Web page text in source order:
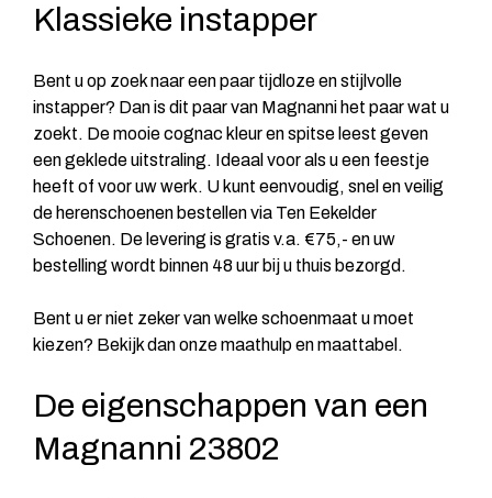
Klassieke instapper
Bent u op zoek naar een paar tijdloze en stijlvolle
instapper? Dan is dit paar van Magnanni het paar wat u
zoekt. De mooie cognac kleur en spitse leest geven
een geklede uitstraling. Ideaal voor als u een feestje
heeft of voor uw werk. U kunt eenvoudig, snel en veilig
de herenschoenen bestellen via Ten Eekelder
Schoenen. De levering is gratis v.a. €75,- en uw
bestelling wordt binnen 48 uur bij u thuis bezorgd.
Bent u er niet zeker van welke schoenmaat u moet
kiezen? Bekijk dan onze maathulp en maattabel.
De eigenschappen van een
Magnanni 23802